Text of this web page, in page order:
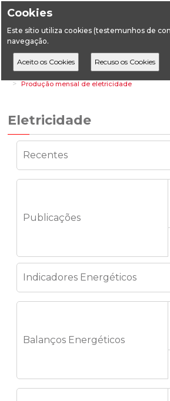
Cookies
Este sítio utiliza cookies (testemunhos de
navegação.
HomeEstatística Energia
Eletricidade
Produção mensal de eletricidade
Eletricidade
Recentes
Publicações
Indicadores Energéticos
Balanços Energéticos